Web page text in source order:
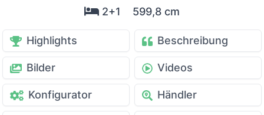
2+1 599,8 cm
Highlights Beschreibung
Bilder Videos
Konfigurator Händler